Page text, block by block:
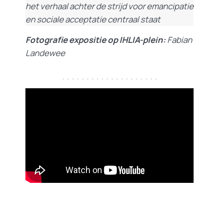
het verhaal achter de strijd voor emancipatie
en sociale acceptatie centraal staat
Fotografie expositie op IHLIA-plein:Fabian
Landewee